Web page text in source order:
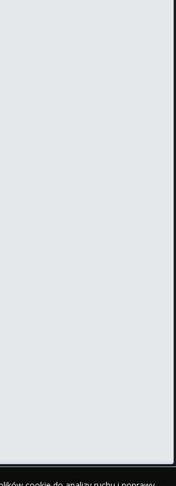
•Kontakt•iPhone•Android